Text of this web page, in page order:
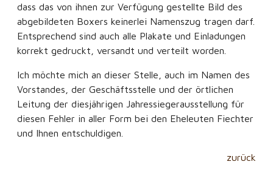
zurück
dass das von ihnen zur Verfügung gestellte Bild des
abgebildeten Boxers keinerlei Namenszug tragen darf.
Entsprechend sind auch alle Plakate und Einladungen
korrekt gedruckt, versandt und verteilt worden.
Ich möchte mich an dieser Stelle, auch im Namen des
Vorstandes, der Geschäftsstelle und der örtlichen
Leitung der diesjährigen Jahressiegerausstellung für
diesen Fehler in aller Form bei den Eheleuten Fiechter
und Ihnen entschuldigen.